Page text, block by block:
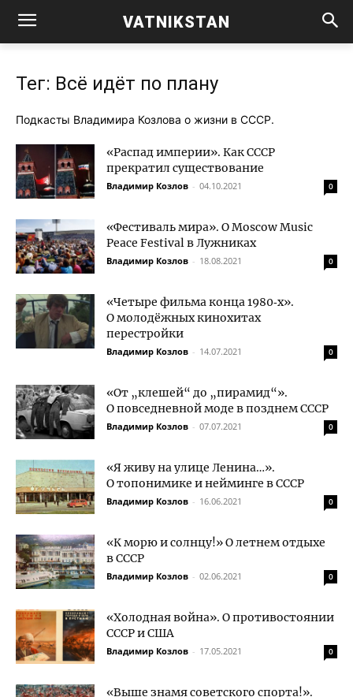
VATNIKSTAN
Тег: Всё идёт по плану
Под­ка­сты Вла­ди­ми­ра Коз­ло­ва о жиз­ни в СССР.
«Распад империи». Как СССР
прекратил существование
Владимир Козлов - 04.10.2021 0
«Фестиваль мира». О Moscow Music
Peace Festival в Лужниках
Владимир Козлов - 18.08.2021 0
«Четыре фильма конца 1980‑х».
О молодёжных кинохитах
перестройки
Владимир Козлов - 14.07.2021 0
«От „клешей“ до „пирамид“».
О повседневной моде в позднем СССР
Владимир Козлов - 07.07.2021 0
«Я живу на улице Ленина…».
О топонимике и нейминге в СССР
Владимир Козлов - 16.06.2021 0
«К морю и солнцу!» О летнем отдыхе
в СССР
Владимир Козлов - 02.06.2021 0
«Холодная война». О противостоянии
СССР и США
Владимир Козлов - 17.05.2021 0
«Выше знамя советского спорта!».